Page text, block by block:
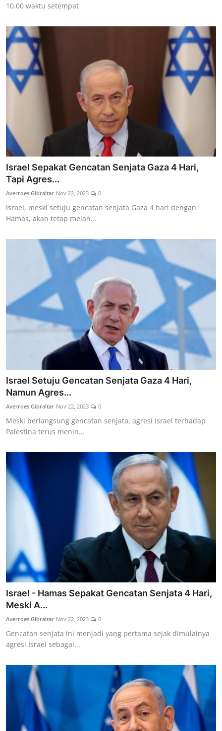
10.00 waktu setempat
Israel Sepakat Gencatan Senjata Gaza 4 Hari,
Tapi Agres...
Averroes Gibraltar Nov 22, 2023 0
Israel, meski setuju gencatan senjata Gaza 4 hari dengan
Hamas, akan tetap melan...
Israel Setuju Gencatan Senjata Gaza 4 Hari,
Namun Agres...
Averroes Gibraltar Nov 22, 2023 0
Meski berlangsung gencatan senjata, agresi Israel terhadap
Palestina terus menin...
Israel - Hamas Sepakat Gencatan Senjata 4 Hari,
Meski A...
Averroes Gibraltar Nov 22, 2023 0
Gencatan senjata ini menjadi yang pertama sejak dimulainya
agresi Israel sebagai...